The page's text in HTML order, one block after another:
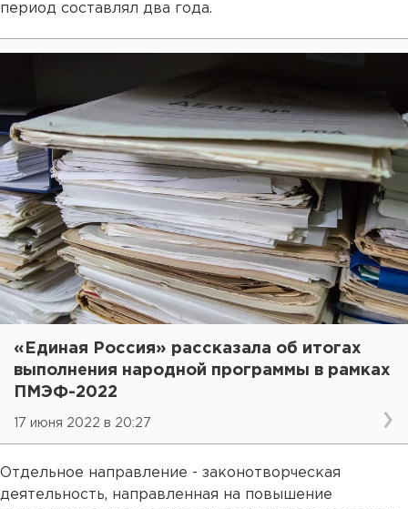
период составлял два года.
«Единая Россия» рассказала об итогах
выполнения народной программы в рамках
ПМЭФ-2022
17 июня 2022 в 20:27
Отдельное направление - законотворческая
деятельность, направленная на повышение